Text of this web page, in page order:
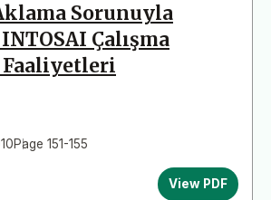
Sorunuyla
Çalışma
Page 151-155
View PDF